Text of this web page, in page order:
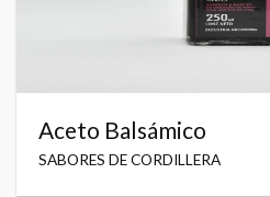
Aceto Balsámico
SABORES DE CORDILLERA